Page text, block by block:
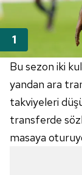
Bu sezon iki
yandan ara
takviyeleri
transferde
masaya